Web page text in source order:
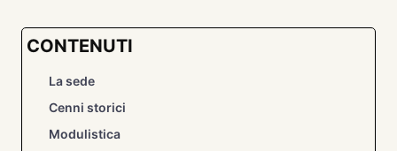
CONTENUTI
La sede
Cenni storici
Modulistica